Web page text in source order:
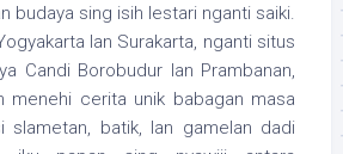
budaya sing isih lestari nganti saiki.
lan Surakarta, nganti situs
Candi Borobudur lan Prambanan,
menehi cerita unik babagan masa
slametan, batik, lan gamelan dadi